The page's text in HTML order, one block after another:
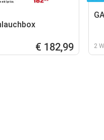
€ 182,99 2